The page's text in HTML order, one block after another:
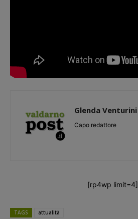
Glenda Venturini
Capo redattore
[rp4wp limit=4]
TAGS attualità